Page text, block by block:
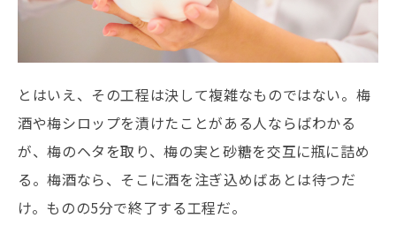
とはいえ、その工程は決して複雑なものではない。梅
酒や梅シロップを漬けたことがある人ならばわかる
が、梅のヘタを取り、梅の実と砂糖を交互に瓶に詰め
る。梅酒なら、そこに酒を注ぎ込めばあとは待つだ
け。ものの5分で終了する工程だ。